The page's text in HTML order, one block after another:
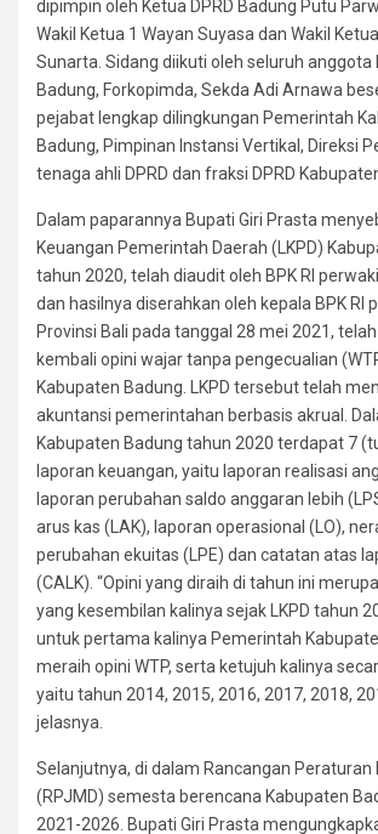
dipimpin oleh Ketua DPRD Badung Putu
Wakil Ketua 1 Wayan Suyasa dan Wakil
Sunarta. Sidang diikuti oleh seluruh anggota
Badung, Forkopimda, Sekda Adi Arnawa
pejabat lengkap dilingkungan Pemerintah
Badung, Pimpinan Instansi Vertikal, Direksi
tenaga ahli DPRD dan fraksi DPRD
Dalam paparannya Bupati Giri Prasta
Keuangan Pemerintah Daerah (LKPD)
tahun 2020, telah diaudit oleh BPK RI
dan hasilnya diserahkan oleh kepala BPK RI
Provinsi Bali pada tanggal 28 mei 2021,
kembali opini wajar tanpa pengecualian
Kabupaten Badung. LKPD tersebut telah
akuntansi pemerintahan berbasis akrual.
Kabupaten Badung tahun 2020 terdapat 7
laporan keuangan, yaitu laporan realisasi
laporan perubahan saldo anggaran lebih
arus kas (LAK), laporan operasional (LO),
perubahan ekuitas (LPE) dan catatan atas
(CALK). “Opini yang diraih di tahun ini
yang kesembilan kalinya sejak LKPD tahun
untuk pertama kalinya Pemerintah
meraih opini WTP, serta ketujuh kalinya
yaitu tahun 2014, 2015, 2016, 2017, 2018,
jelasnya.
Selanjutnya, di dalam Rancangan Peraturan
(RPJMD) semesta berencana Kabupaten
2021-2026. Bupati Giri Prasta